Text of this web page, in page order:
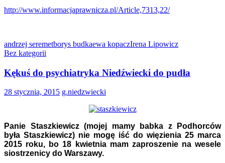
http://www.informacjaprawnicza.pl/Article,7313,22/
andrzej seremetborys budkaewa kopaczIrena Lipowicz
Bez kategorii
Kękuś do psychiatryka Niedźwiecki do pudła
28 stycznia, 2015 g.niedzwiecki
Panie Staszkiewicz (mojej mamy babka z Podhorców
była Staszkiewicz) nie mogę iść do więzienia 25 marca
2015 roku, bo 18 kwietnia mam zaproszenie na wesele
siostrzenicy do Warszawy.